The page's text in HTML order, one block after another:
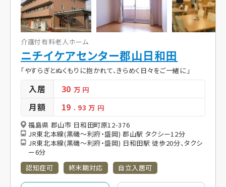
介護付有料老人ホーム
ニチイケアセンター郡山日和田
「やすらぎとぬくもりに抱かれて、きらめく日々をご一緒に」
入居 30万 円
月額 19 . 93万 円
福島県 郡山市 日和田町原12-376
JR東北本線(黒磯～利府・盛岡) 郡山駅 タクシー12分
JR東北本線(黒磯～利府・盛岡) 日和田駅 徒歩20分、タクシ
ー6分
認知症可
終末期対応 自立入居可